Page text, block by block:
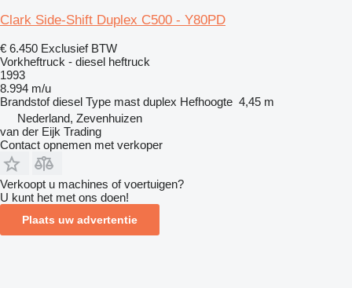
Clark Side-Shift Duplex C500 - Y80PD
€ 6.450 Exclusief BTW
Vorkheftruck - diesel heftruck
1993
8.994 m/u
Brandstof diesel Type mast duplex Hefhoogte 4,45 m
Nederland, Zevenhuizen
van der Eijk Trading
Contact opnemen met verkoper
Verkoopt u machines of voertuigen?
U kunt het met ons doen!
Plaats uw advertentie